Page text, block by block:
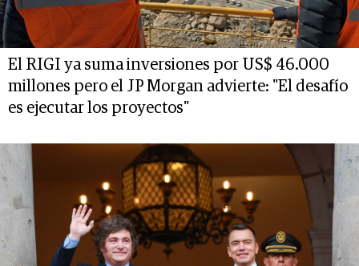
El RIGI ya suma inversiones por US$ 46.000
millones pero el JP Morgan advierte: "El desafío
es ejecutar los proyectos"